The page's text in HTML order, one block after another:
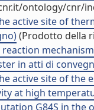
ontology/cnr/
active site of
(Prodotto della
in atti di
active site of the
at high
G84S in the